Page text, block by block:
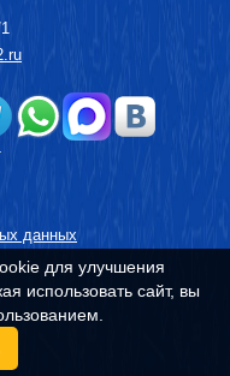
данных
для улучшения
использовать сайт, вы